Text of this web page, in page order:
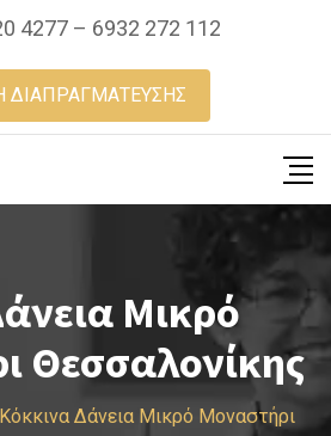
4277 – 6932 272 112
ΔΙΑΠΡΑΓΜΑΤΕΥΣΗΣ
Μικρό
Θεσσαλονίκης
Κόκκινα Δάνεια Μικρό Μοναστήρι